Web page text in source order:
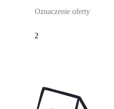
Oznaczenie oferty
2